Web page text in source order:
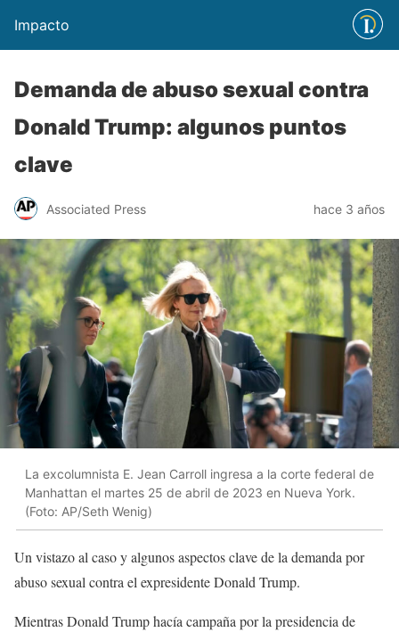
Impacto
Demanda de abuso sexual contra
Donald Trump: algunos puntos
clave
Associated Press hace 3 años
La excolumnista E. Jean Carroll ingresa a la corte federal de
Manhattan el martes 25 de abril de 2023 en Nueva York.
(Foto: AP/Seth Wenig)
Un vistazo al caso y algunos aspectos clave de la demanda por
abuso sexual contra el expresidente Donald Trump.
Mientras Donald Trump hacía campaña por la presidencia de